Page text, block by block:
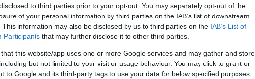
to third parties prior to your opt-out. You may separately opt-out of the
of your personal information by third parties on the IAB’s list of downstream
This information may also be disclosed by us to third parties on the IAB’s List of
Participants that may further disclose it to other third parties.
that this website/app uses one or more Google services and may gather and store
but not limited to your visit or usage behaviour. You may click to grant or
to Google and its third-party tags to use your data for below specified purposes
Αυτά είναι τα 4 prints στα μαγιό που θα
βλέπεις σε κάθε παραλία φέτος!